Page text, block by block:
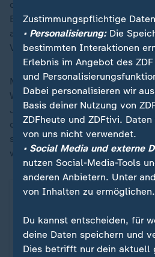
der Ukraine akzeptiert habe.
Bedingungen des Vorschlags
abgelehnt und versucht nun,
Vorschlags zu verändern."
Militärexperte Carlo Masala
Worte um Nein zu sagen." Und
Jäger meint auf derselben
dass man den Waffenstillstand
sagen, dass man den
wolle Krieg gegen Ukraine und
Posting von Thomas Jäger
Ein Klick für den
Zustimmungspflichtige
• Personalisierung:Die
bestimmten Interaktionen
Erlebnis im Angebot des
und
Dabei personalisieren wir
Basis deiner Nutzung von
ZDFheute und ZDFtivi.
von uns nicht verwendet.
• Social Media und externe
nutzen Social-Media-Tools
anderen Anbietern. Unter
von Inhalten zu ermöglichen.
Du kannst entscheiden, für
deine Daten speichern und
Dies betrifft nur dein aktuell